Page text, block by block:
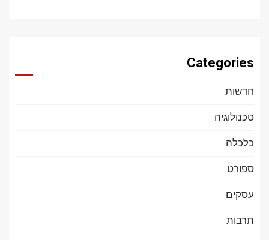
Categories
חדשות
טכנולוגיה
כלכלה
ספורט
עסקים
תרבות